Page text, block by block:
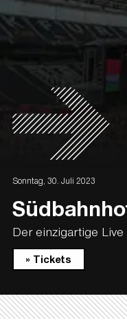
Sonntag, 30. Juli 2023
Der einzigartige
» Tickets